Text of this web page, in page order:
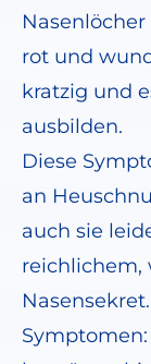
rot und
kratzig und
ausbilden.
Diese
an
auch sie
reichlichem,